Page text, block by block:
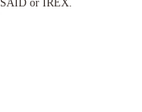
or IREX.